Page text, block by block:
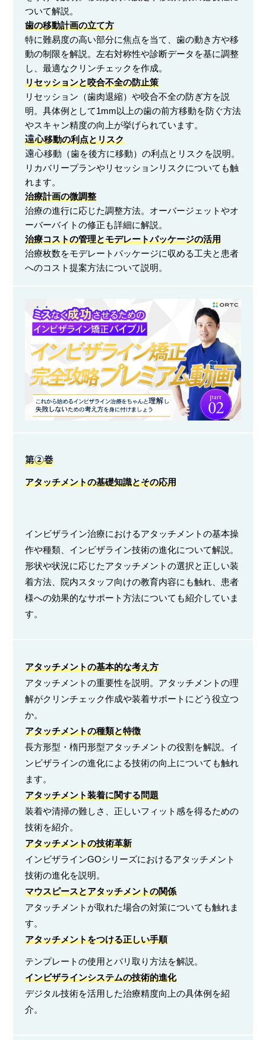
ついて解説。
歯の移動計画の立て方
特に難易度の高い部分に焦点を当て、歯の動き方や移
動の制限を解説。左右対称性や診断データを基に調整
し、最適なクリンチェックを作成。
リセッションと咬合不全の防止策
リセッション（歯肉退縮）や咬合不全の防ぎ方を説
明。具体例として1mm以上の歯の前方移動を防ぐ方法
やスキャン精度の向上が挙げられています。
遠心移動の利点とリスク
遠心移動（歯を後方に移動）の利点とリスクを説明。
リカバリープランやリセッションリスクについても触
れます。
治療計画の微調整
治療の進行に応じた調整方法。オーバージェットやオ
ーバーバイトの修正も詳細に解説。
治療コストの管理とモデレートパッケージの活用
治療枚数をモデレートパッケージに収める工夫と患者
へのコスト提案方法について説明。
第②巻
アタッチメントの基礎知識とその応用
インビザライン治療におけるアタッチメントの基本操
作や種類、インビザライン技術の進化について解説。
形状や状況に応じたアタッチメントの選択と正しい装
着方法、院内スタッフ向けの教育内容にも触れ、患者
様への効果的なサポート方法についても紹介していま
す。
アタッチメントの基本的な考え方
アタッチメントの重要性を説明。アタッチメントの理
解がクリンチェック作成や装着サポートにどう役立つ
か。
アタッチメントの種類と特徴
長方形型・楕円形型アタッチメントの役割を解説。イ
ンビザラインの進化による技術の向上についても触れ
ます。
アタッチメント装着に関する問題
装着や清掃の難しさ、正しいフィット感を得るための
技術を紹介。
アタッチメントの技術革新
インビザラインGOシリーズにおけるアタッチメント
技術の進化を説明。
マウスピースとアタッチメントの関係
アタッチメントが取れた場合の対策についても触れま
す。
アタッチメントをつける正しい手順
テンプレートの使用とバリ取り方法を解説。
インビザラインシステムの技術的進化
デジタル技術を活用した治療精度向上の具体例を紹
介。